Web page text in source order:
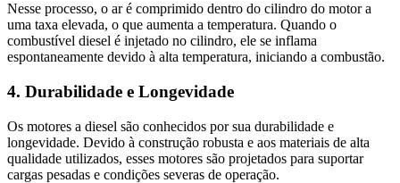
Nesse processo, o ar é comprimido dentro do cilindro do motor a
uma taxa elevada, o que aumenta a temperatura. Quando o
combustível diesel é injetado no cilindro, ele se inflama
espontaneamente devido à alta temperatura, iniciando a combustão.
4. Durabilidade e Longevidade
Os motores a diesel são conhecidos por sua durabilidade e
longevidade. Devido à construção robusta e aos materiais de alta
qualidade utilizados, esses motores são projetados para suportar
cargas pesadas e condições severas de operação.